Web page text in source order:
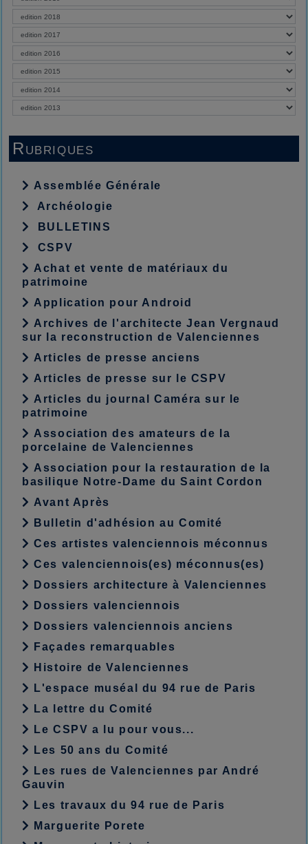
Rubriques
Assemblée Générale
Archéologie
BULLETINS
CSPV
Achat et vente de matériaux du
patrimoine
Application pour Android
Archives de l'architecte Jean Vergnaud
sur la reconstruction de Valenciennes
Articles de presse anciens
Articles de presse sur le CSPV
Articles du journal Caméra sur le
patrimoine
Association des amateurs de la
porcelaine de Valenciennes
Association pour la restauration de la
basilique Notre-Dame du Saint Cordon
Avant Après
Bulletin d'adhésion au Comité
Ces artistes valenciennois méconnus
Ces valenciennois(es) méconnus(es)
Dossiers architecture à Valenciennes
Dossiers valenciennois
Dossiers valenciennois anciens
Façades remarquables
Histoire de Valenciennes
L'espace muséal du 94 rue de Paris
La lettre du Comité
Le CSPV a lu pour vous...
Les 50 ans du Comité
Les rues de Valenciennes par André
Gauvin
Les travaux du 94 rue de Paris
Marguerite Porete